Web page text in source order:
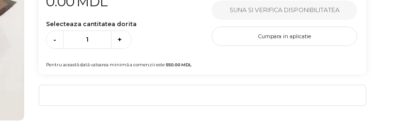
Selecteaza cantitatea dorita
- +
Pentru această dată valoarea minimă a comenzii este550.00MDL
SUNA SI VERIFICA DISPONIBILITATEA
Cumpara in aplicatie